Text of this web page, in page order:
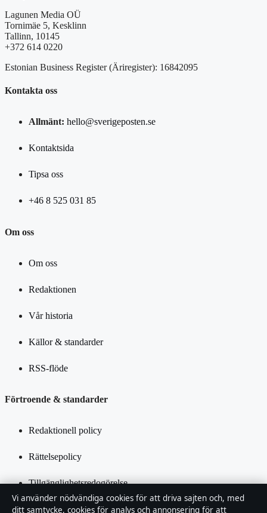
Lagunen Media OÜ
Tornimäe 5, Kesklinn
Tallinn, 10145
+372 614 0220
Estonian Business Register (Äriregister): 16842095
Kontakta oss
Allmänt: hello@sverigeposten.se
Kontaktsida
Tipsa oss
+46 8 525 031 85
Om oss
Om oss
Redaktionen
Vår historia
Källor & standarder
RSS-flöde
Förtroende & standarder
Redaktionell policy
Rättelsepolicy
Tillgänglighetsredogörelse
Integritetspolicy
Vi använder nödvändiga cookies för att driva sajten och, med
ditt samtycke, cookies för analys och annonsering för att